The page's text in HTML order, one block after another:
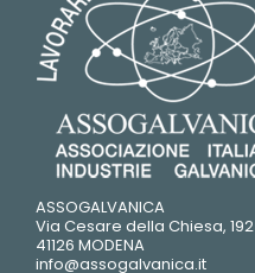
ASSOGALVANICA
Via Cesare della Chiesa, 192
41126 MODENA
info@assogalvanica.it